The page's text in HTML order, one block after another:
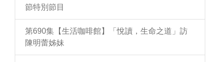
節特別節目
第690集【生活咖啡館】「悅讀，生命之道」訪
陳明蕾姊妹